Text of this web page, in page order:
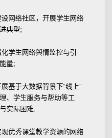
网络社区，开展学生网络
典型;
学生网络舆情监控与引
量;
基于大数据背景下“线上”
、学生服务与帮助等工
实际困难;
优秀课堂教学资源的网络